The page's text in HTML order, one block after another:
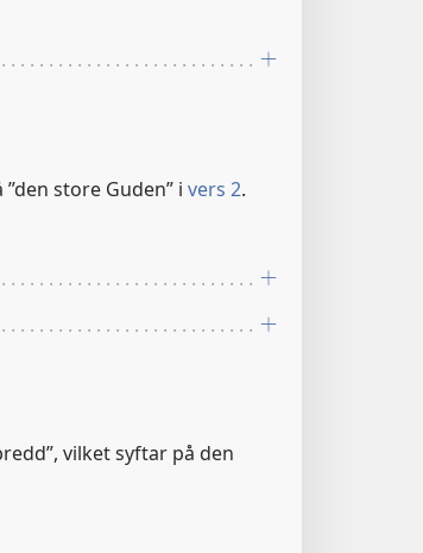
store Guden” i vers 2.
vilket syftar på den